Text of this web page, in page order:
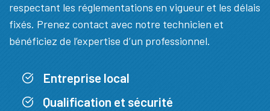
respectant les réglementations en vigueur et les délais
fixés. Prenez contact avec notre technicien et
bénéficiez de l’expertise d’un professionnel.
Entreprise local
Qualification et sécurité